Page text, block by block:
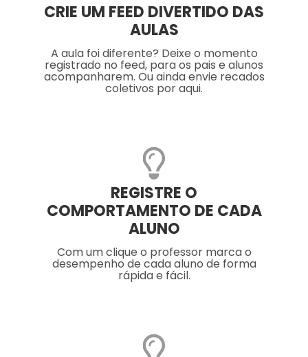
CRIE UM FEED DIVERTIDO DAS
AULAS
A aula foi diferente? Deixe o momento
registrado no feed, para os pais e alunos
acompanharem. Ou ainda envie recados
coletivos por aqui.
REGISTRE O
COMPORTAMENTO DE CADA
ALUNO
Com um clique o professor marca o
desempenho de cada aluno de forma
rápida e fácil.